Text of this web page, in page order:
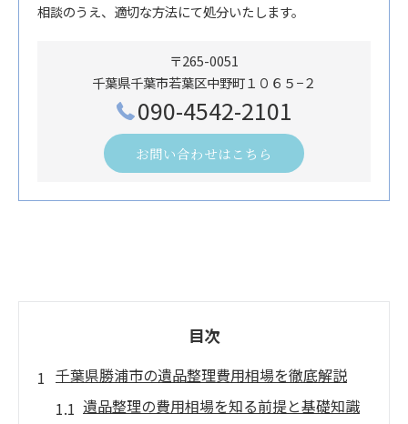
相談のうえ、適切な方法にて処分いたします。
〒265-0051
千葉県千葉市若葉区中野町１０６５−２
090-4542-2101
お問い合わせはこちら
目次
千葉県勝浦市の遺品整理費用相場を徹底解説
遺品整理の費用相場を知る前提と基礎知識